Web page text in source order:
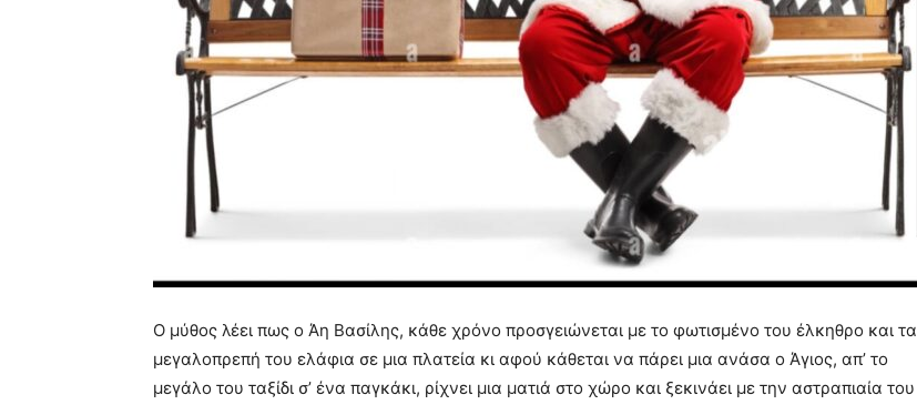
Ο μύθος λέει πως ο Άη Βασίλης, κάθε χρόνο προσγειώνεται με το φωτισμένο του έλκηθρο και τα
μεγαλοπρεπή του ελάφια σε μια πλατεία κι αφού κάθεται να πάρει μια ανάσα ο Άγιος, απ’ το
μεγάλο του ταξίδι σ’ ένα παγκάκι, ρίχνει μια ματιά στο χώρο και ξεκινάει με την αστραπιαία του